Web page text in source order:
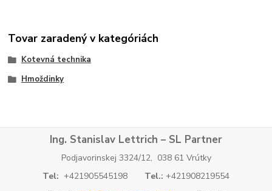
Tovar zaradený v kategóriách
Kotevná technika
Hmoždinky
Ing. Stanislav Lettrich – SL Partner
Podjavorinskej 3324/12, 038 61 Vrútky
Tel: +421905545198 Tel.: +421908219554